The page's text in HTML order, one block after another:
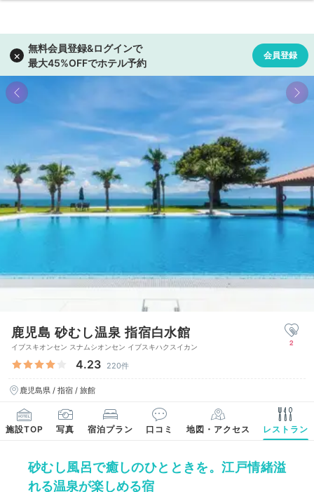
鹿児島 砂むし温泉 指宿白水館
イブスキオンセン スナムシオンセン イブスキハクスイカン
4.23 220件
鹿児島県 / 指宿 / 旅館
2
施設TOP 写真 宿泊プラン 口コミ 地図・アクセス レストラン
砂むし風呂で癒しのひとときを。江戸情緒溢
れる温泉が楽しめる宿